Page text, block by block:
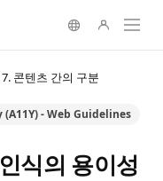
콘텐츠 간의 구분
- Web Guidelines
식의 용이성